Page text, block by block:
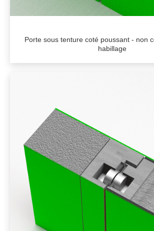
Porte sous tenture coté poussant - non
habillage